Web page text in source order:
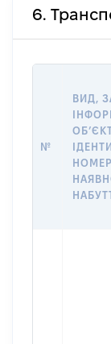
6.
№
ВИД,